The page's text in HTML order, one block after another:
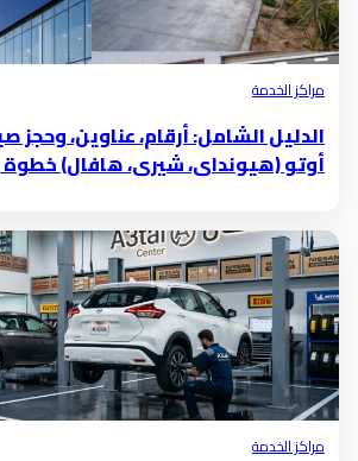
مراكز الخدمة
الدليل الشامل: أرقام، عناوين، وحجز
أوتو (هيونداي، شيري، هافال)
مراكز الخدمة